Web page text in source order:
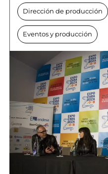
Dirección de producción
Eventos y producción